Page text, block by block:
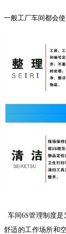
一般工厂车间都会
车间6S管理制度是
舒适的工作场所和